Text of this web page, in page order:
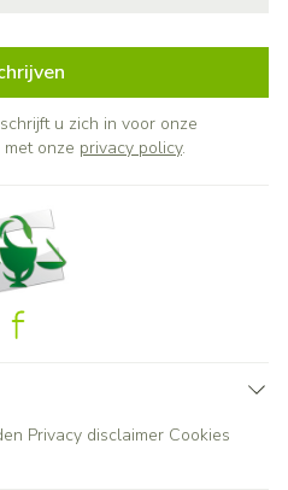
u zich in voor onze
onze privacy policy.
Privacy disclaimer Cookies